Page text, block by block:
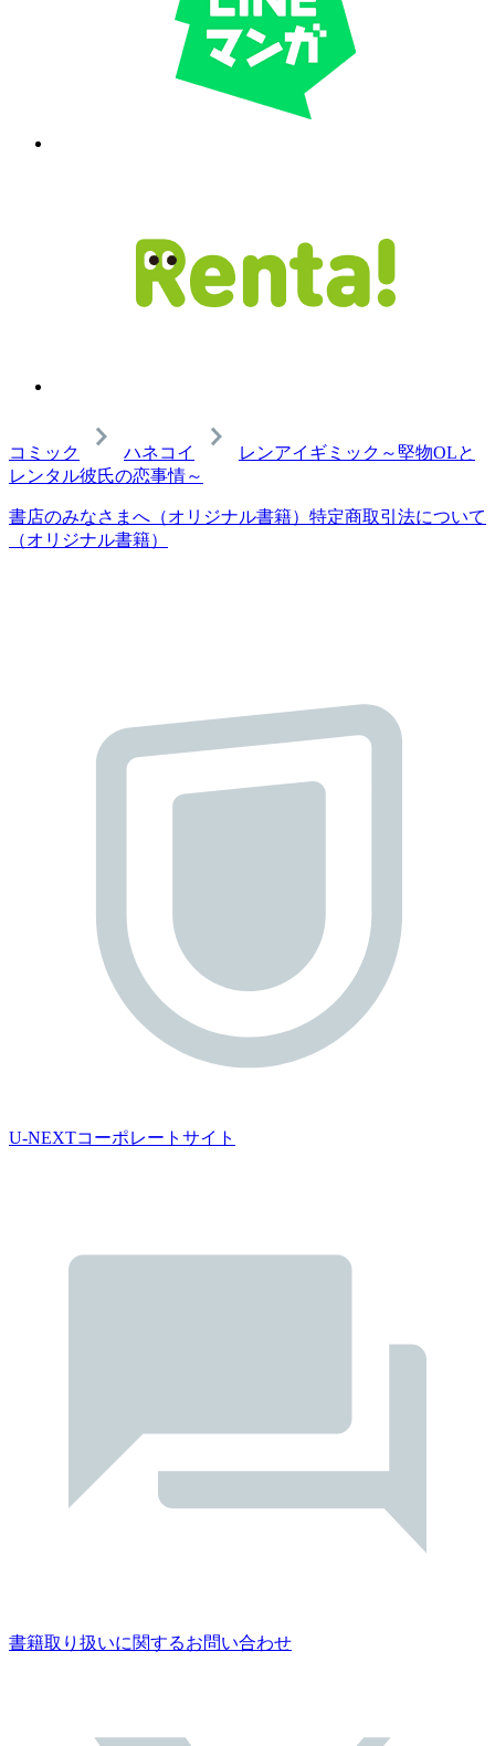
コミック ハネコイ
レンアイギミック～堅物OLと
レンタル彼氏の恋事情～
書店のみなさまへ（オリジナル書籍） 特定商取引法について
（オリジナル書籍）
U-NEXTコーポレートサイト
書籍取り扱いに関するお問い合わせ